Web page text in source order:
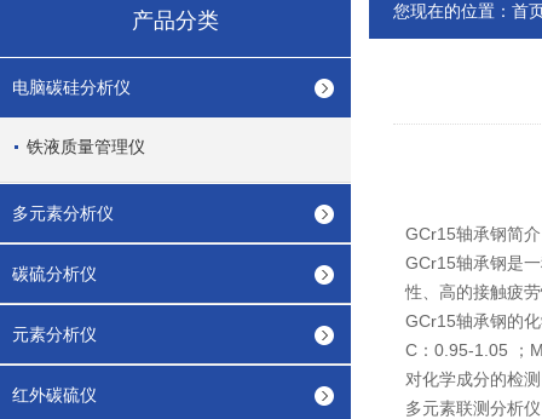
产品分类
电脑碳硅分析仪
铁液质量管理仪
多元素分析仪
碳硫分析仪
元素分析仪
红外碳硫仪
您现在的位置： 首
GCr15轴承钢简介
GCr15轴承钢是
性、高的接触疲
GCr15轴承钢的
C：0.95-1.05 ；
对化学成分的检
多元素联测分析